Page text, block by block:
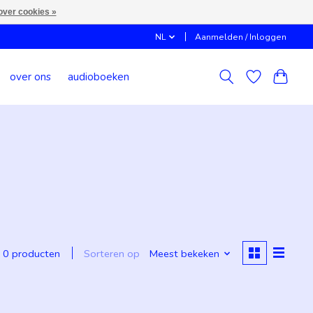
NL Aanmelden / Inloggen
over ons audioboeken
0 producten Sorteren op Meest bekeken
cookies »